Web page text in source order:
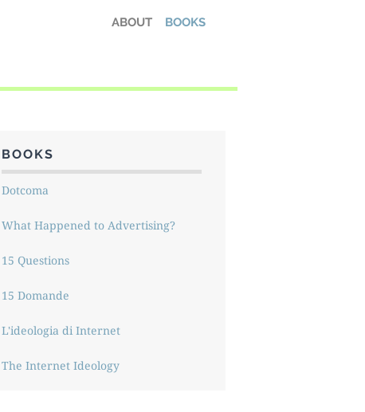
ABOUT BOOKS
BOOKS
Dotcoma
What Happened to Advertising?
15 Questions
15 Domande
L'ideologia di Internet
The Internet Ideology